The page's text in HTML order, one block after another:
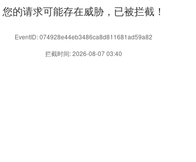
您的请求可能存在威胁，已被拦截！
EventID: 074928e44eb3486ca8d811681ad59a82
拦截时间: 2026-08-07 03:40